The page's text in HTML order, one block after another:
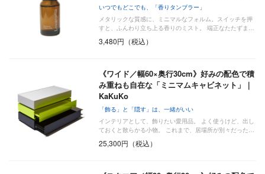
いつでもどこでも、「香りタンブラー」
メタリックな質感に、ミニマルなフォルム。スイッチを押
すと、ふんわり立ち上る香りのミスト。 端正なたたずま…
3,480円（税込）
《ワイド／幅60×奥行30cm》好みの配色で積
み重ねも自在な「ミニマムキャビネット」｜
KaKuKo
「飾る」と「隠す」は、一緒がいい
インテリアとして、飾りたい愛用品。 よく使うけど、出し
ておくと散らかる小物。 これまで、居場所が別々だった…
25,300円（税込）